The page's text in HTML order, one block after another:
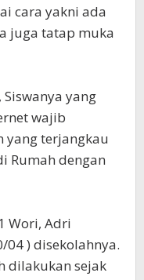
cara yakni ada
juga tatap muka
Siswanya yang
wajib
yang terjangkau
Rumah dengan
Wori, Adri
04 ) disekolahnya.
dilakukan sejak